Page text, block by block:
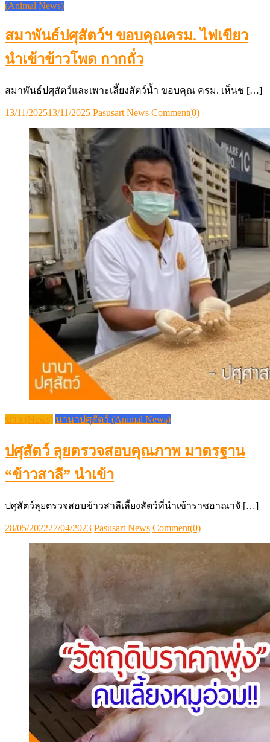
(Animal News)
สมาพันธ์ปศุสัตว์ฯ ขอบคุณครม. ไฟเขียว
นำเข้าข้าวโพด กากถั่ว
สมาพันธ์ปศุสัตว์และเพาะเลี้ยงสัตว์น้ำ ขอบคุณ ครม. เห็นช […]
Posted
13/11/202513/11/2025 Author
Pasusart News Comment(0)
ข่าว (News) นานาปศุสัตว์ (Animal News)
ปศุสัตว์ ลุยตรวจสอบคุณภาพ มาตรฐาน
“ข้าวสาลี” นำเข้า
ปศุสัตว์ลุยตรวจสอบข้าวสาลีเลี้ยงสัตว์ที่นำเข้าราชอาณาจั […]
Posted
28/05/202227/04/2023 Author
Pasusart News Comment(0)